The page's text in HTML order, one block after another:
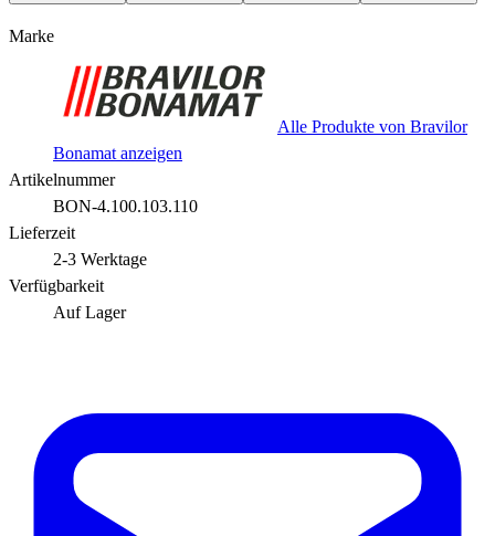
Marke
Alle Produkte von Bravilor
Bonamat anzeigen
Artikelnummer
BON-4.100.103.110
Lieferzeit
2-3 Werktage
Verfügbarkeit
Auf Lager